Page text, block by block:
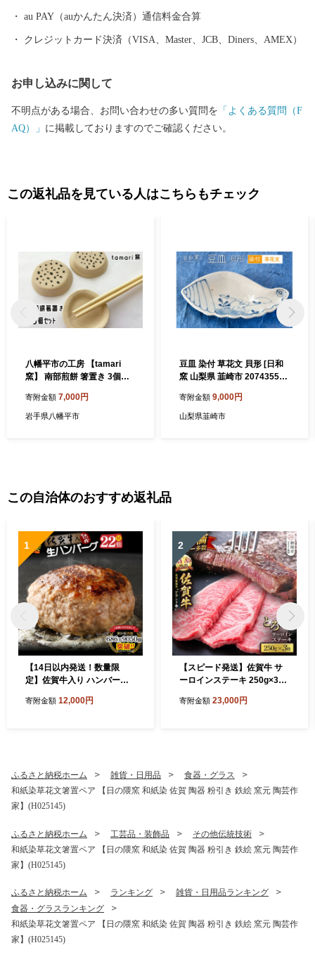
au PAY（auかんたん決済）通信料金合算
クレジットカード決済（VISA、Master、JCB、Diners、AMEX）
お申し込みに関して
不明点がある場合、お問い合わせの多い質問を 「よくある質問（F
AQ）」 に掲載しておりますのでご確認ください。
この返礼品を見ている人はこちらもチェック
八幡平市の工房 【tamari
窯】 南部煎餅 箸置き 3個セ
カトラリー 陶器 おしゃれ か
わいい 可愛い シンプル 食卓
寄附金額 7,000円
岩手県八幡平市
豆皿 染付 草花文 貝形 [日和
窯 山梨県 韮崎市 20743553]
めざら 小皿 薬味皿 貝 貝形豆
皿 日本製 おしゃれ 新生活 お
寄附金額 9,000円
山梨県韮崎市
この自治体のおすすめ返礼品
1
【14日以内発送！数量限
定】佐賀牛入り ハンバーグ 2
賀牛 黒毛和牛 ブランド牛 九
寄附金額 12,000円
2
【スピード発送】佐賀牛 サ
ーロインステーキ 250g×3枚
ギフト 贈答 丸宗ミート 神埼
寄附金額 23,000円
ふるさと納税ホーム 雑貨・日用品
食器・グラス
和紙染草花文箸置ペア 【日の隈窯 和紙染 佐賀 陶器 粉引き 鉄絵 窯元 陶芸作
家】(H025145)
ふるさと納税ホーム 工芸品・装飾品
その他伝統技術
和紙染草花文箸置ペア 【日の隈窯 和紙染 佐賀 陶器 粉引き 鉄絵 窯元 陶芸作
家】(H025145)
ふるさと納税ホーム ランキング
雑貨・日用品ランキング
食器・グラスランキング
和紙染草花文箸置ペア 【日の隈窯 和紙染 佐賀 陶器 粉引き 鉄絵 窯元 陶芸作
家】(H025145)